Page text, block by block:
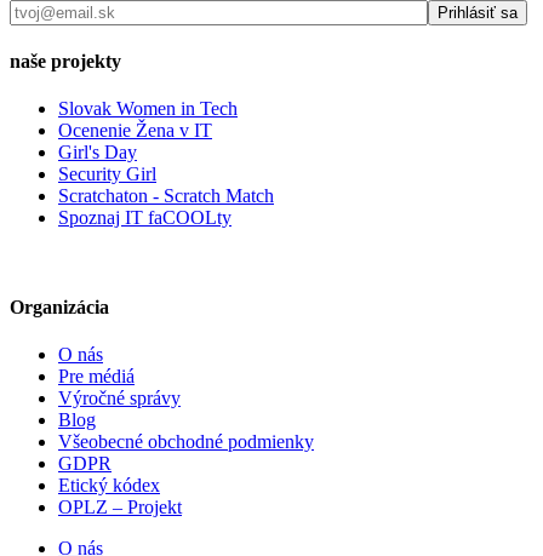
naše projekty
Slovak Women in Tech
Ocenenie Žena v IT
Girl's Day
Security Girl
Scratchaton - Scratch Match
Spoznaj IT faCOOLty
Organizácia
O nás
Pre médiá
Výročné správy
Blog
Všeobecné obchodné podmienky
GDPR
Etický kódex
OPLZ – Projekt
O nás